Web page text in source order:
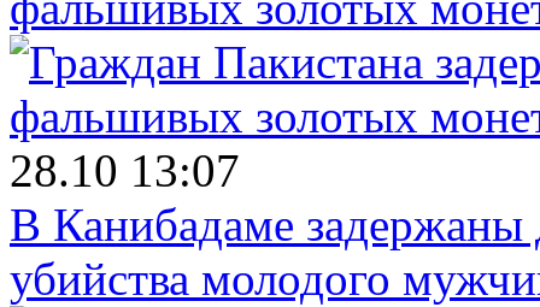
28.10 13:07
В Канибадаме задержаны
убийства молодого